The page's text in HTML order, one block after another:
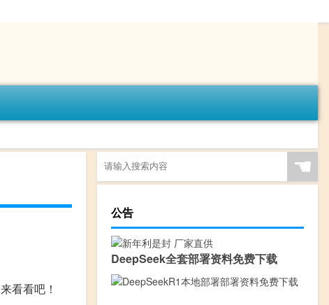
看看吧！
☚
公告
DeepSeek全套部署资料免费下载